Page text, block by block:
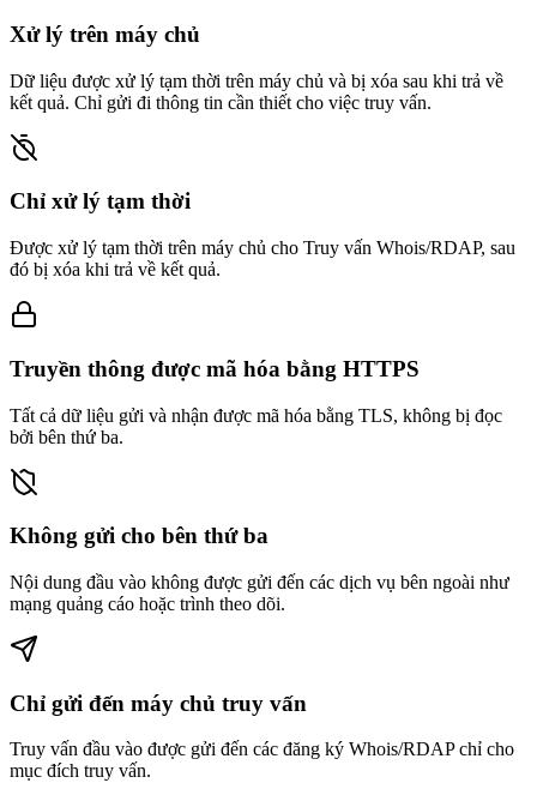
Xử lý trên máy chủ
Dữ liệu được xử lý tạm thời trên máy chủ và bị xóa sau khi trả về
kết quả. Chỉ gửi đi thông tin cần thiết cho việc truy vấn.
Chỉ xử lý tạm thời
Được xử lý tạm thời trên máy chủ cho Truy vấn Whois/RDAP, sau
đó bị xóa khi trả về kết quả.
Truyền thông được mã hóa bằng HTTPS
Tất cả dữ liệu gửi và nhận được mã hóa bằng TLS, không bị đọc
bởi bên thứ ba.
Không gửi cho bên thứ ba
Nội dung đầu vào không được gửi đến các dịch vụ bên ngoài như
mạng quảng cáo hoặc trình theo dõi.
Chỉ gửi đến máy chủ truy vấn
Truy vấn đầu vào được gửi đến các đăng ký Whois/RDAP chỉ cho
mục đích truy vấn.